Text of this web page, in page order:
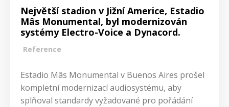
Největší stadion v Jižní Americe, Estadio
Mâs Monumental, byl modernizován
systémy Electro-Voice a Dynacord.
Reference
Estadio Mâs Monumental v Buenos Aires prošel
kompletní modernizací audiosystému, aby
splňoval standardy vyžadované pro pořádání